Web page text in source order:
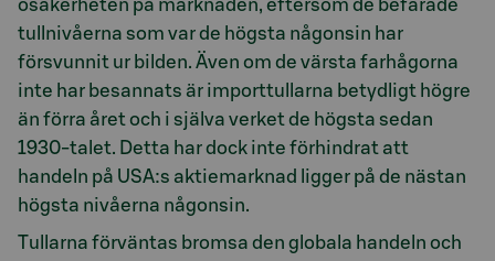
osäkerheten på marknaden, eftersom de befarade
tullnivåerna som var de högsta någonsin har
försvunnit ur bilden. Även om de värsta farhågorna
inte har besannats är importtullarna betydligt högre
än förra året och i själva verket de högsta sedan
1930-talet. Detta har dock inte förhindrat att
handeln på USA:s aktiemarknad ligger på de nästan
högsta nivåerna någonsin.
Tullarna förväntas bromsa den globala handeln och